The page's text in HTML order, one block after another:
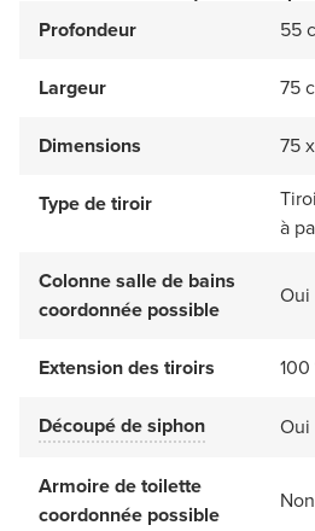
Profondeur
55
Largeur 75
Dimensions 75
Type de tiroir
à
Colonne salle de bains
coordonnée possible
Oui
Extension des tiroirs 100
Découpé de siphon Oui
Armoire de toilette
coordonnée possible
Non